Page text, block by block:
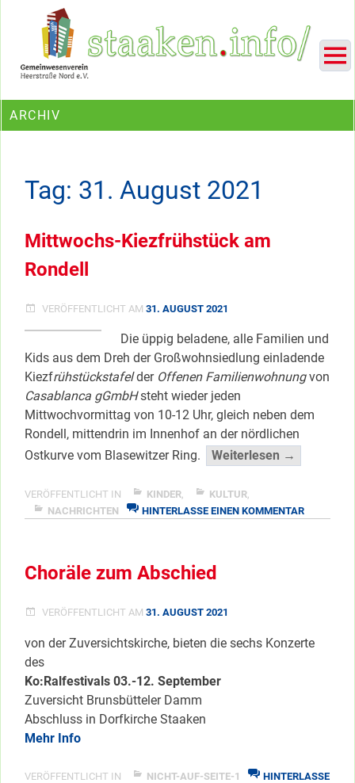
Ein Projekt des Gemeinwesenvereins Heerstraße Nord
ARCHIV
Tag: 31. August 2021
Mittwochs-Kiezfrühstück am
Rondell
VERÖFFENTLICHT AM 31. AUGUST 2021
Die üppig beladene, alle Familien und
Kids aus dem Dreh der Großwohnsiedlung einladende
Kiezfrühstückstafelder Offenen Familienwohnungvon
Casablanca gGmbHsteht wieder jeden
Mittwochvormittag von 10-12 Uhr, gleich neben dem
Rondell, mittendrin im Innenhof an der nördlichen
Ostkurve vom Blasewitzer Ring.
Weiterlesen →
Rondell”
VERÖFFENTLICHT IN KINDER, KULTUR,
NACHRICHTEN
HINTERLASSE EINEN KOMMENTARZU
Choräle zum Abschied
VERÖFFENTLICHT AM 31. AUGUST 2021
von der Zuversichtskirche, bieten die sechs Konzerte
des
Ko:Ralfestivals 03.-12. September
Zuversicht Brunsbütteler Damm
Abschluss in Dorfkirche Staaken
Mehr Info
VERÖFFENTLICHT IN NICHT-AUF-SEITE-1
HINTERLASSE